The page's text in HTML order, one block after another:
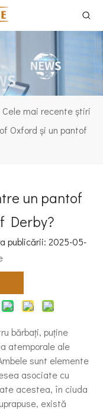
Cele mai recente știri
Oxford și un pantof
un pantof
Derby?
publicării: 2025-05-
bărbați, puține
atemporale ale
sunt elemente
asociate cu
acestea, în ciuda
există